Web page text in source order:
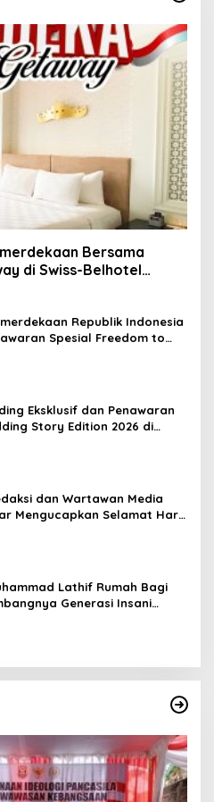
Bersama
di Swiss-Belhotel
Republik Indonesia
Spesial Freedom to
Inn Lampung Bukit Randu
Eksklusif dan Penawaran
Story Edition 2026 di
Lampung
dan Wartawan Media
Mengucapkan Selamat Hari
1447 Hijriyah / 2026 M
Lathif Rumah Bagi
Generasi Insani